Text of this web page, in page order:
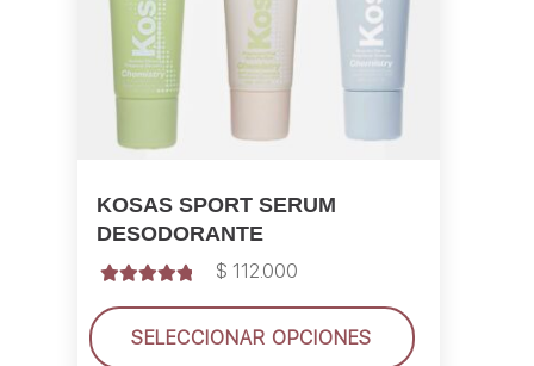
KOSAS SPORT SERUM
DESODORANTE
$ 112.000
SELECCIONAR OPCIONES